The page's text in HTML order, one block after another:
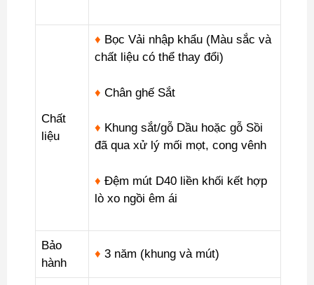
Chất
liệu
♦ Bọc Vải nhập khẩu (Màu sắc và
chất liệu có thể thay đổi)
♦ Chân ghế Sắt
♦ Khung sắt/gỗ Dầu hoặc gỗ Sồi
đã qua xử lý mối mọt, cong vênh
♦ Đệm mút D40 liền khối kết hợp
lò xo ngồi êm ái
Bảo
hành
♦ 3 năm (khung và mút)